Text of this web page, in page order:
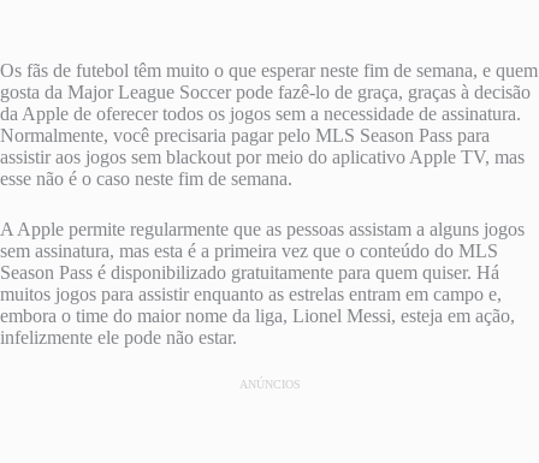
Os fãs de futebol têm muito o que esperar neste fim de semana, e quem
gosta da Major League Soccer pode fazê-lo de graça, graças à decisão
da Apple de oferecer todos os jogos sem a necessidade de assinatura.
Normalmente, você precisaria pagar pelo MLS Season Pass para
assistir aos jogos sem blackout por meio do aplicativo Apple TV, mas
esse não é o caso neste fim de semana.
A Apple permite regularmente que as pessoas assistam a alguns jogos
sem assinatura, mas esta é a primeira vez que o conteúdo do MLS
Season Pass é disponibilizado gratuitamente para quem quiser. Há
muitos jogos para assistir enquanto as estrelas entram em campo e,
embora o time do maior nome da liga, Lionel Messi, esteja em ação,
infelizmente ele pode não estar.
ANÚNCIOS